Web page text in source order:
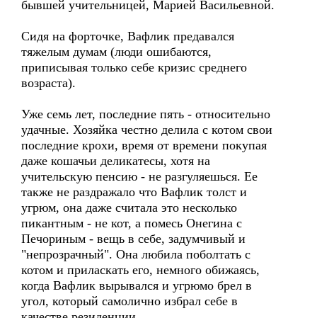
бывшей учительницей, Марией Васильевной.
Сидя на форточке, Вафлик предавался
тяжелым думам (люди ошибаются,
приписывая только себе кризис среднего
возраста).
Уже семь лет, последние пять - относительно
удачные. Хозяйка честно делила с котом свои
последние крохи, время от времени покупая
даже кошачьи деликатесы, хотя на
учительскую пенсию - не разгуляешься. Ее
также не раздражало что Вафлик толст и
угрюм, она даже считала это несколько
пикантным - не кот, а помесь Онегина с
Печориным - вещь в себе, задумчивый и
"непрозрачный". Она любила поболтать с
котом и приласкать его, немного обижаясь,
когда Вафлик вырывался и угрюмо брел в
угол, который самолично избрал себе в